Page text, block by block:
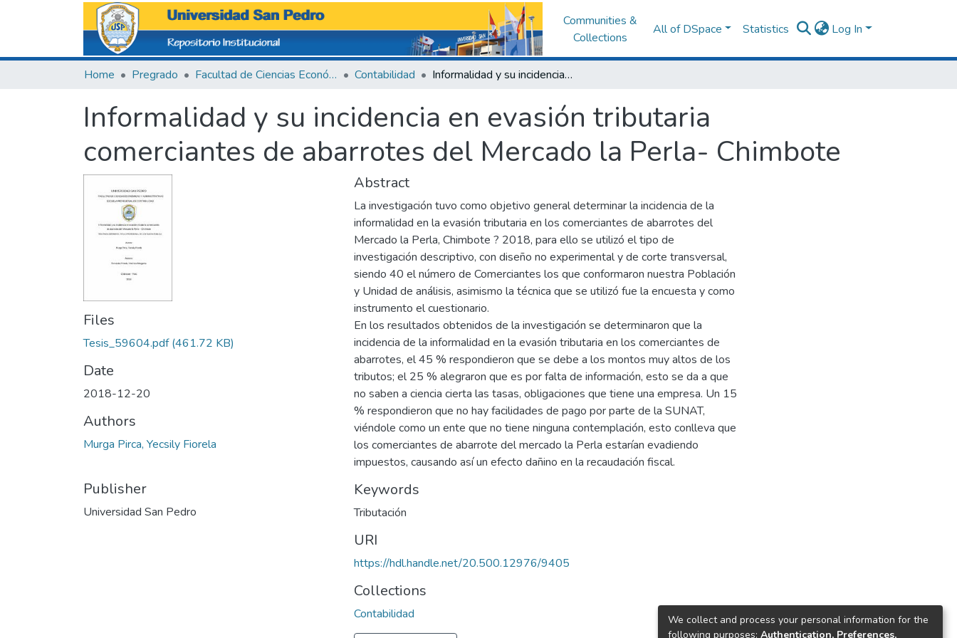
Communities &
Collections
All of DSpace Statistics Log In
Home Pregrado Facultad de Ciencias Económicas y Administrativas Contabilidad Informalidad y su incidencia en evasión tributaria comerciantes de abarrotes del Mercado la Perla- Chimbote
Informalidad y su incidencia en evasión tributaria
comerciantes de abarrotes del Mercado la Perla- Chimbote
Files
Tesis_59604.pdf(461.72 KB)
Date
2018-12-20
Authors
Murga Pirca, Yecsily Fiorela
Publisher
Universidad San Pedro
Abstract
La investigación tuvo como objetivo general determinar la incidencia de la
informalidad en la evasión tributaria en los comerciantes de abarrotes del
Mercado la Perla, Chimbote ? 2018, para ello se utilizó el tipo de
investigación descriptivo, con diseño no experimental y de corte transversal,
siendo 40 el número de Comerciantes los que conformaron nuestra Población
y Unidad de análisis, asimismo la técnica que se utilizó fue la encuesta y como
instrumento el cuestionario.
En los resultados obtenidos de la investigación se determinaron que la
incidencia de la informalidad en la evasión tributaria en los comerciantes de
abarrotes, el 45 % respondieron que se debe a los montos muy altos de los
tributos; el 25 % alegraron que es por falta de información, esto se da a que
no saben a ciencia cierta las tasas, obligaciones que tiene una empresa. Un 15
% respondieron que no hay facilidades de pago por parte de la SUNAT,
viéndole como un ente que no tiene ninguna contemplación, esto conlleva que
los comerciantes de abarrote del mercado la Perla estarían evadiendo
impuestos, causando así un efecto dañino en la recaudación fiscal.
Keywords
Tributación
URI
https://hdl.handle.net/20.500.12976/9405
Collections
Contabilidad
We collect and process your personal information for the
following purposes: Authentication, Preferences,